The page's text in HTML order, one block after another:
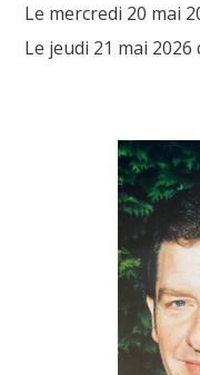
Le mercredi 20 mai
Le jeudi 21 mai 2026